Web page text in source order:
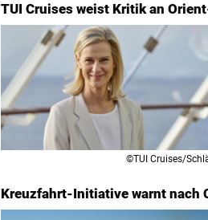
TUI Cruises weist Kritik an
©TUI Cruises/
Kreuzfahrt-Initiative warnt nach